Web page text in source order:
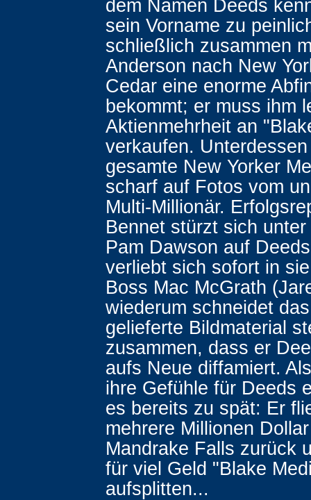
dem Namen Deeds
sein Vorname zu
schließlich zusammen
Anderson nach New
Cedar eine enorme
bekommt; er muss ihm
Aktienmehrheit an
verkaufen.
gesamte New Yorker
scharf auf Fotos vom
Multi-Millionär.
Bennet stürzt sich
Pam Dawson auf
verliebt sich sofort in
Boss Mac McGrath
wiederum schneidet
gelieferte Bildmaterial
zusammen, dass er
aufs Neue diffamiert.
ihre Gefühle für Deeds
es bereits zu spät: Er
mehrere Millionen
Mandrake Falls zurück
für viel Geld "Blake
aufsplitten...